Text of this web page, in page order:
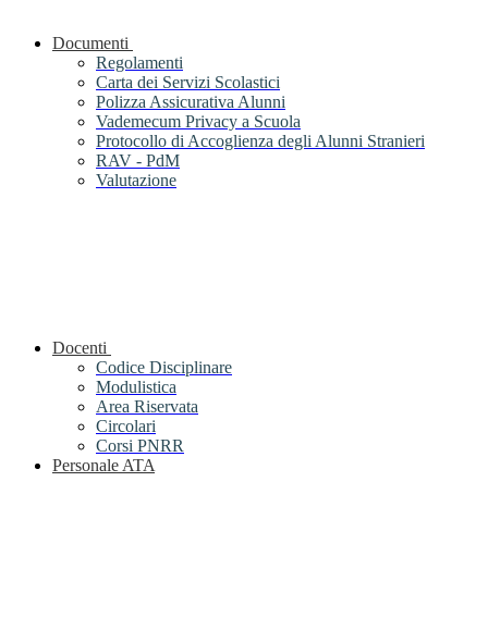
Documenti
Regolamenti
Carta dei Servizi Scolastici
Polizza Assicurativa Alunni
Vademecum Privacy a Scuola
Protocollo di Accoglienza degli Alunni Stranieri
RAV - PdM
Valutazione
Docenti
Codice Disciplinare
Modulistica
Area Riservata
Circolari
Corsi PNRR
Personale ATA